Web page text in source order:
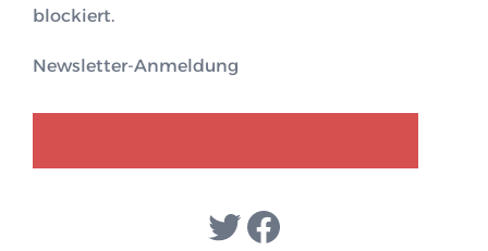
blockiert.
Newsletter-Anmeldung
Twitter
Facebook